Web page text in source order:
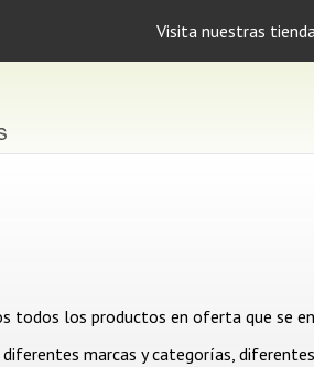
Visita nuestras
todos los productos en oferta que se
marcas y categorías,